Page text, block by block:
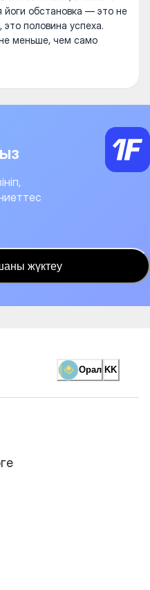
йоги обстановка — это не
это половина успеха.
меньше, чем само
жүктеу
Орал KK